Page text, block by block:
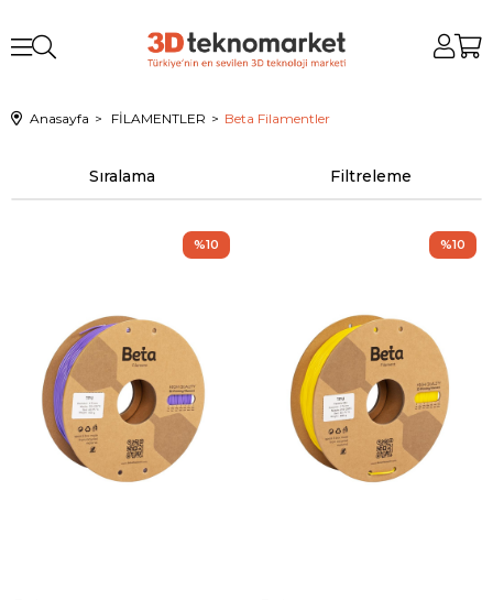
Anasayfa FİLAMENTLER Beta Filamentler
Filtreleme
Sıralama
%10 %10